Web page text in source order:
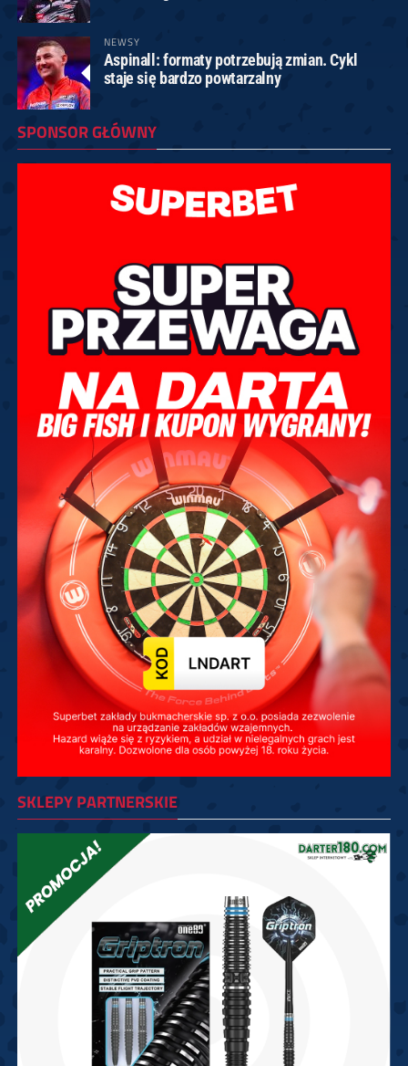
NEWSY
Aspinall: formaty potrzebują zmian. Cykl
staje się bardzo powtarzalny
SPONSOR GŁÓWNY
SKLEPY PARTNERSKIE